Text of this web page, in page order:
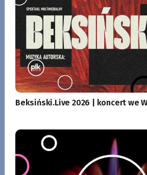
Beksiński.Live 2026 | koncert we